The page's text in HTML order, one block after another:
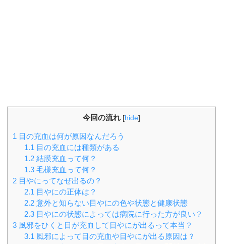
今回の流れ [hide]
1 目の充血は何が原因なんだろう
1.1 目の充血には種類がある
1.2 結膜充血って何？
1.3 毛様充血って何？
2 目やにってなぜ出るの？
2.1 目やにの正体は？
2.2 意外と知らない目やにの色や状態と健康状態
2.3 目やにの状態によっては病院に行った方が良い？
3 風邪をひくと目が充血して目やにが出るって本当？
3.1 風邪によって目の充血や目やにが出る原因は？